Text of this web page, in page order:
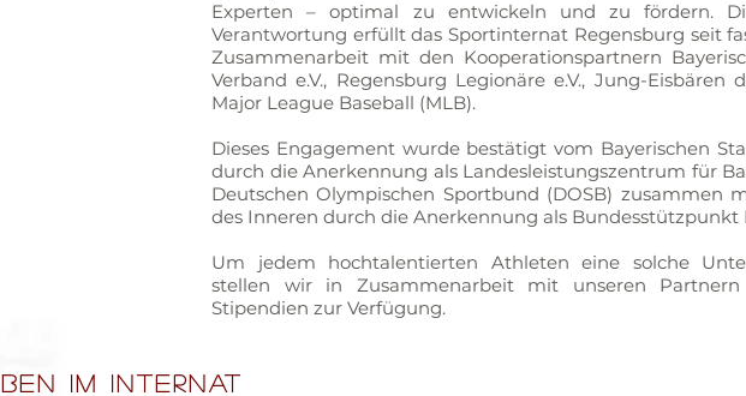
Experten – optimal zu entwickeln und zu fördern.
Verantwortung erfüllt das Sportinternat Regensburg seit
Zusammenarbeit mit den Kooperationspartnern
Verband e.V., Regensburg Legionäre e.V., Jung-Eisbären
Major League Baseball (MLB).
Dieses Engagement wurde bestätigt vom Bayerischen
durch die Anerkennung als Landesleistungszentrum für
Deutschen Olympischen Sportbund (DOSB) zusammen
des Inneren durch die Anerkennung als Bundesstützpunkt
Um jedem hochtalentierten Athleten eine solche
stellen wir in Zusammenarbeit mit unseren
Stipendien zur Verfügung.
IM INTERNAT